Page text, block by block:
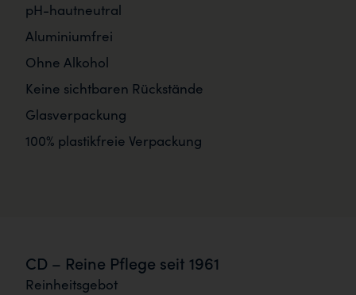
pH-hautneutral
Aluminiumfrei
Ohne Alkohol
Keine sichtbaren Rückstände
Glasverpackung
100% plastikfreie Verpackung
CD – Reine Pflege seit 1961
Reinheitsgebot